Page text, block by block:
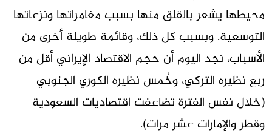
محيطها يشعر بالقلق منها بسبب مغامراتها ونزعاتها
التوسعية. وبسبب كل ذلك، وقائمة طويلة أخرى من
الأسباب، نجد اليوم أن حجم الاقتصاد الإيراني أقل من
ربع نظيره التركي، وخُمس نظيره الكوري الجنوبي
(خلال نفس الفترة تضاعفت اقتصاديات السعودية
وقطر والإمارات عشر مرات).